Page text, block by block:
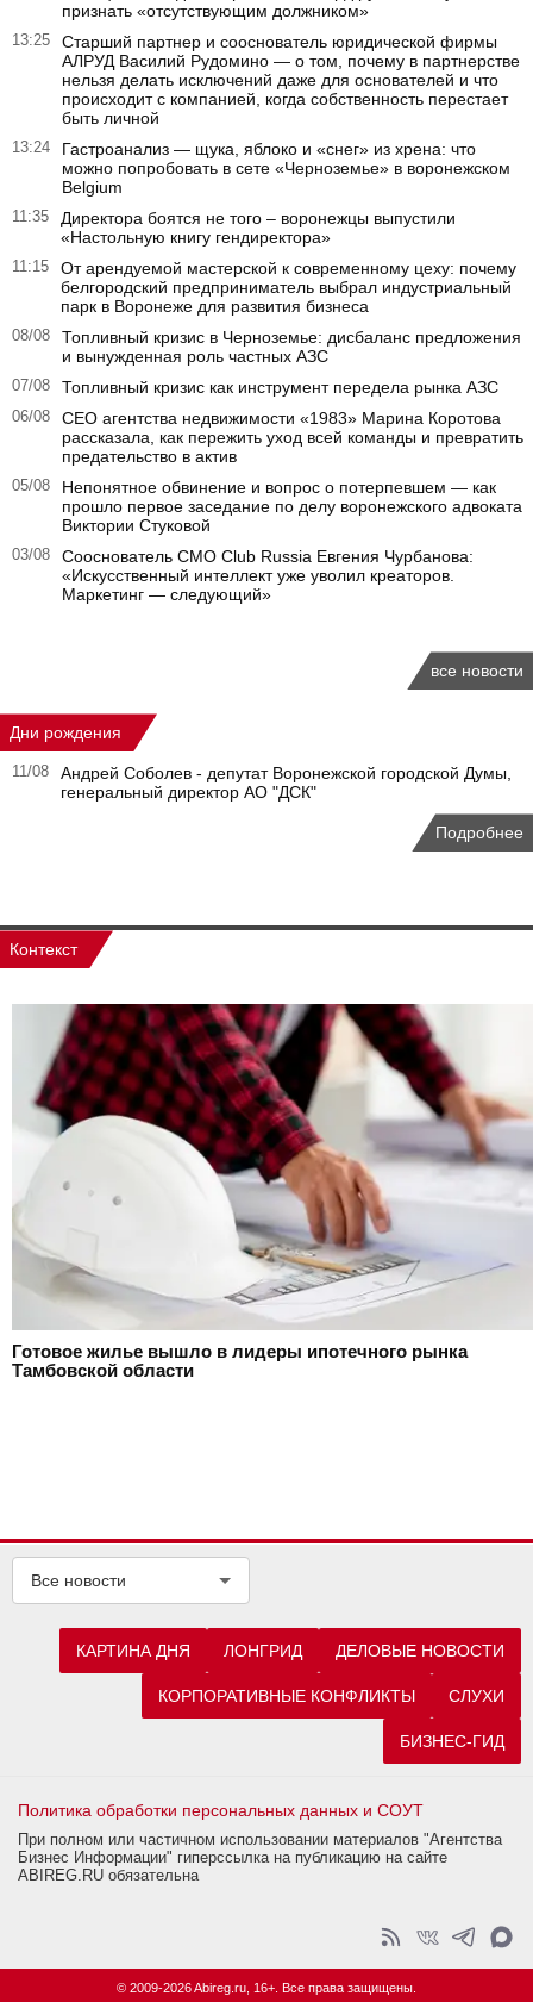
признать «отсутствующим должником»
13:25
Старший партнер и сооснователь юридической фирмы
АЛРУД Василий Рудомино — о том, почему в партнерстве
нельзя делать исключений даже для основателей и что
происходит с компанией, когда собственность перестает
быть личной
13:24
Гастроанализ — щука, яблоко и «снег» из хрена: что
можно попробовать в сете «Черноземье» в воронежском
Belgium
11:35
Директора боятся не того – воронежцы выпустили
«Настольную книгу гендиректора»
11:15
От арендуемой мастерской к современному цеху: почему
белгородский предприниматель выбрал индустриальный
парк в Воронеже для развития бизнеса
08/08
Топливный кризис в Черноземье: дисбаланс предложения
и вынужденная роль частных АЗС
07/08 Топливный кризис как инструмент передела рынка АЗС
06/08
CEO агентства недвижимости «1983» Марина Коротова
рассказала, как пережить уход всей команды и превратить
предательство в актив
05/08
Непонятное обвинение и вопрос о потерпевшем — как
прошло первое заседание по делу воронежского адвоката
Виктории Стуковой
03/08
Сооснователь CMO Club Russia Евгения Чурбанова:
«Искусственный интеллект уже уволил креаторов.
Маркетинг — следующий»
все новости
Дни рождения
11/08
Андрей Соболев - депутат Воронежской городской Думы,
генеральный директор АО "ДСК"
Подробнее
Контекст
Готовое жилье вышло в лидеры ипотечного рынка
Тамбовской области
Все новости
КАРТИНА ДНЯ ЛОНГРИД ДЕЛОВЫЕ НОВОСТИ
КОРПОРАТИВНЫЕ КОНФЛИКТЫ СЛУХИ
БИЗНЕС-ГИД
Политика обработки персональных данных и СОУТ
При полном или частичном использовании материалов "Агентства
Бизнес Информации" гиперссылка на публикацию на сайте
ABIREG.RU обязательна
© 2009-2026 Abireg.ru, 16+. Все права защищены.